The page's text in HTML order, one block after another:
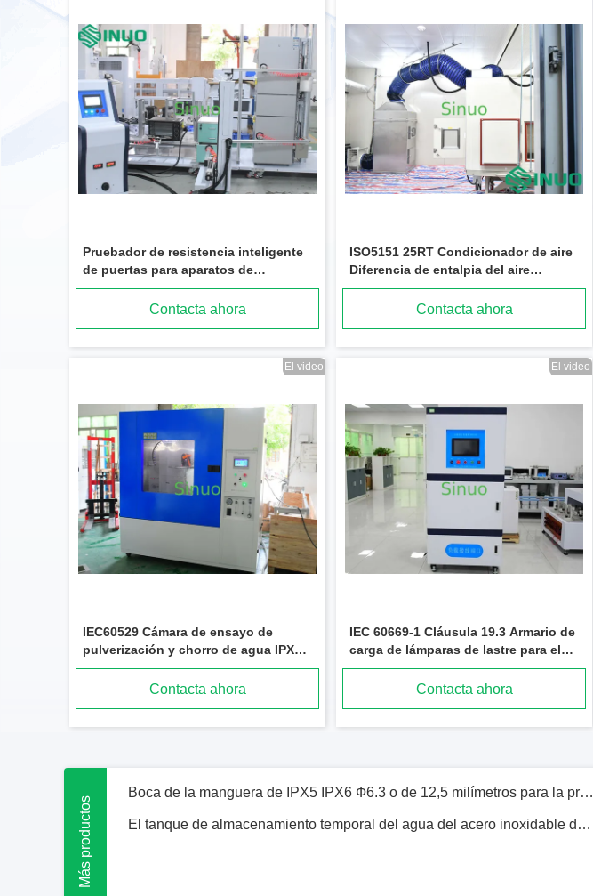
Pruebador de resistencia inteligente
de puertas para aparatos de
microondas y refrigeración
Contacta ahora
ISO5151 25RT Condicionador de aire
Diferencia de entalpia del aire
Laboratorio de ensayo
Contacta ahora
El video
IEC60529 Cámara de ensayo de
pulverización y chorro de agua IPX3
IPX6 multifunción para ensayos de
protección de recintos
Contacta ahora
El video
IEC 60669-1 Cláusula 19.3 Armario de
carga de lámparas de lastre para el
ensayo de capacidad de cambio de
Contacta ahora
Más productos
Boca de la manguera de IPX5 IPX6 Ф6.3 o de 12,5 milímetros para la protección contra la prueba del ingreso de los chorros de agua
5 en 1 control eléctrico de escritorio del PLC de la exhibición del LCD del equipo de prueba de conformidad de seguridad
Boca de la manguera de IPX5 IPX6 Ф6.3 o de 12,5 milímetros para la protección contra la prueba del ingreso de los chorros de agua
El tanque de almacenamiento temporal del agua del acero inoxidable de la cámara de la prueba de inmersión IPX7 con la regla